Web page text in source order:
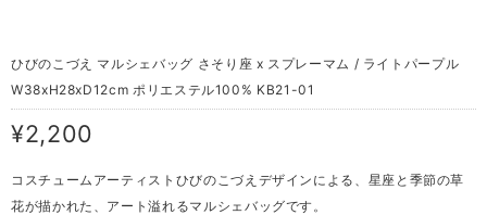
ひびのこづえ マルシェバッグ さそり座 x スプレーマム / ライトパープル
W38xH28xD12cm ポリエステル100% KB21-01
¥2,200
コスチュームアーティストひびのこづえデザインによる、星座と季節の草
花が描かれた、アート溢れるマルシェバッグです。